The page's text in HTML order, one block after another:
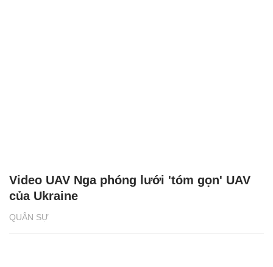
QUÂN SỰ
Video UAV Nga phóng lưới 'tóm gọn' UAV
của Ukraine